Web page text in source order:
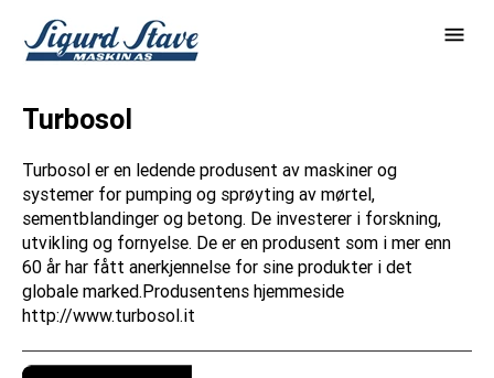
Turbosol
Turbosol er en ledende produsent av maskiner og
systemer for pumping og sprøyting av mørtel,
sementblandinger og betong. De investerer i forskning,
utvikling og fornyelse. De er en produsent som i mer enn
60 år har fått anerkjennelse for sine produkter i det
globale marked.Produsentens hjemmeside
http://www.turbosol.it